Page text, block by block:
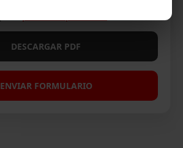
DESCARGAR PDF
ENVIAR FORMULARIO